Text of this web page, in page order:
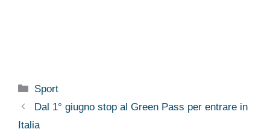
Categorie
Sport
Dal 1° giugno stop al Green Pass per entrare in
Italia